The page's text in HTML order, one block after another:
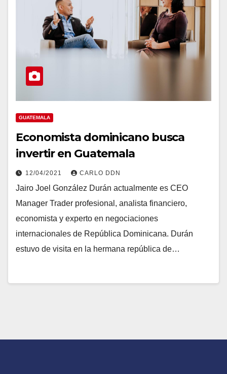
GUATEMALA
Economista dominicano busca
invertir en Guatemala
12/04/2021 CARLO DDN
Jairo Joel González Durán actualmente es CEO
Manager Trader profesional, analista financiero,
economista y experto en negociaciones
internacionales de República Dominicana. Durán
estuvo de visita en la hermana república de…